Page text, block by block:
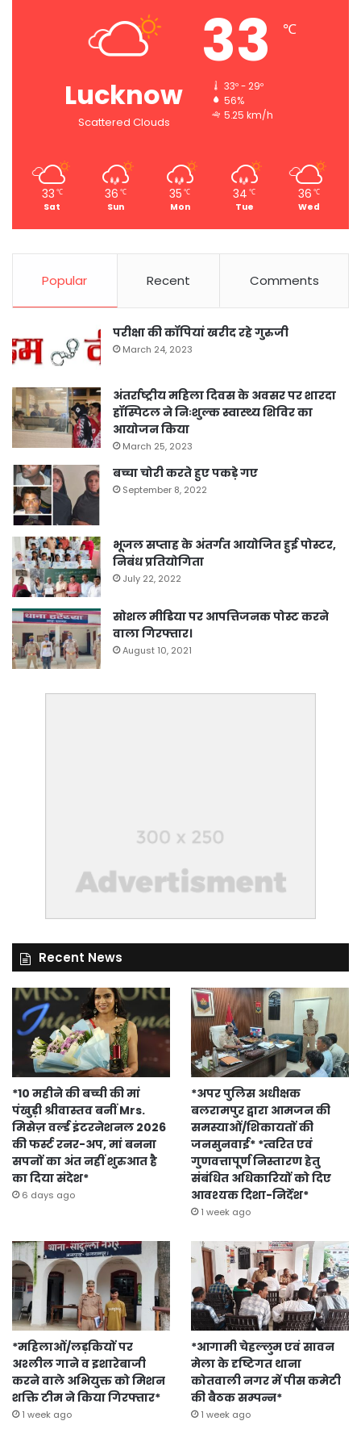
Lucknow
Scattered Clouds
33 ℃
33º - 29º
56%
5.25 km/h
33 ℃
Sat
36 ℃
Sun
35 ℃
Mon
34 ℃
Tue
36 ℃
Wed
Popular Recent Comments
परीक्षा की कॉपियां खरीद रहे गुरुजी
March 24, 2023
अंतर्राष्ट्रीय महिला दिवस के अवसर पर शारदा
हॉस्पिटल ने निःशुल्क स्वास्थ्य शिविर का
आयोजन किया
March 25, 2023
बच्चा चोरी करते हुए पकड़े गए
September 8, 2022
भूजल सप्ताह के अंतर्गत आयोजित हुई पोस्टर,
निबंध प्रतियोगिता
July 22, 2022
सोशल मीडिया पर आपत्तिजनक पोस्ट करने
वाला गिरफ्तार।
August 10, 2021
Recent News
*10 महीने की बच्ची की मां
पंखुड़ी श्रीवास्तव बनीं Mrs.
मिसेज़ वर्ल्ड इंटरनेशनल 2026
की फर्स्ट रनर-अप, मां बनना
सपनों का अंत नहीं शुरुआत है
का दिया संदेश*
6 days ago
*अपर पुलिस अधीक्षक
बलरामपुर द्वारा आमजन की
समस्याओं/शिकायतों की
जनसुनवाई* *त्वरित एवं
गुणवत्तापूर्ण निस्तारण हेतु
संबंधित अधिकारियों को दिए
आवश्यक दिशा-निर्देश*
1 week ago
*महिलाओं/लड़कियों पर
अश्लील गाने व इशारेबाजी
करने वाले अभियुक्त को मिशन
शक्ति टीम ने किया गिरफ्तार*
1 week ago
*आगामी चेहल्लुम एवं सावन
मेला के दृष्टिगत थाना
कोतवाली नगर में पीस कमेटी
की बैठक सम्पन्न*
1 week ago